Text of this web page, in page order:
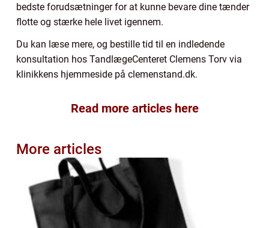
bedste forudsætninger for at kunne bevare dine tænder
flotte og stærke hele livet igennem.
Du kan læse mere, og bestille tid til en indledende
konsultation hos TandlægeCenteret Clemens Torv via
klinikkens hjemmeside på clemenstand.dk.
Read more articles here
More articles